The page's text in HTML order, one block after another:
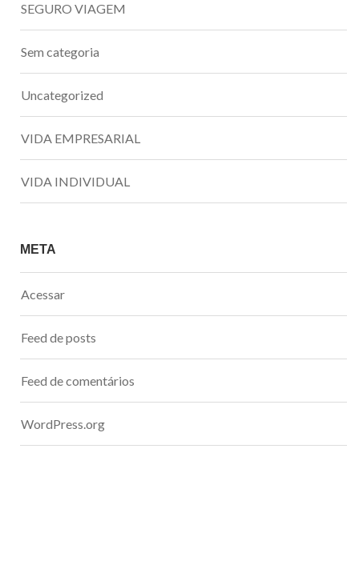
SEGURO VIAGEM
Sem categoria
Uncategorized
VIDA EMPRESARIAL
VIDA INDIVIDUAL
META
Acessar
Feed de posts
Feed de comentários
WordPress.org